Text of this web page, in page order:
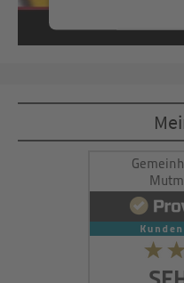
Mehr
powered by
Management